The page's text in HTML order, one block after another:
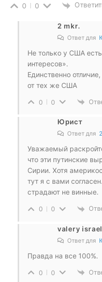
0 0
2 mkr.
Ответ для
Не только у США
интересов».
Единственно
от тех же США
0 0
Юрист
Ответ для
Уважаемый
что эти путинские
Сирии. Хотя
тут я с вами
страдают не винные.
0 0
valery israel
Ответ для
Правда на все 100%.
0 0